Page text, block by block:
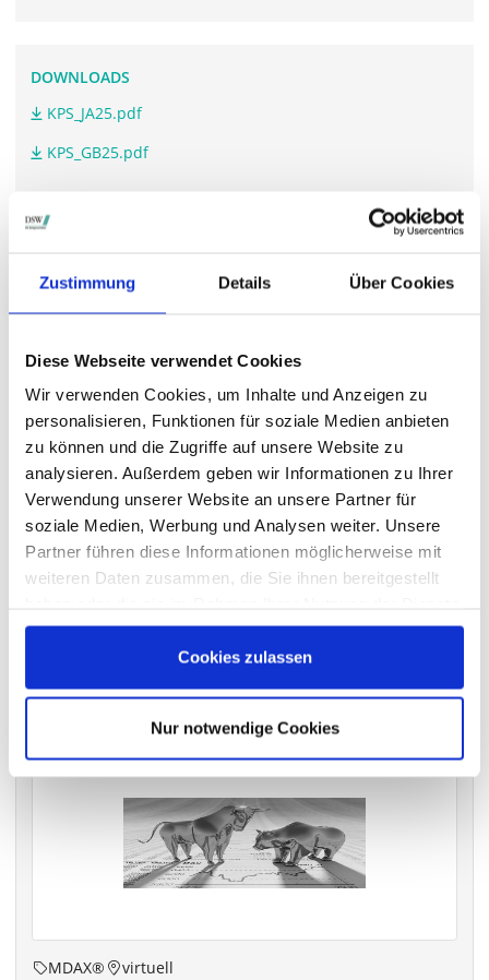
Zustimmung Details Über Cookies
Diese Webseite verwendet Cookies
Wir verwenden Cookies, um Inhalte und Anzeigen zu
personalisieren, Funktionen für soziale Medien anbieten
zu können und die Zugriffe auf unsere Website zu
analysieren. Außerdem geben wir Informationen zu Ihrer
Verwendung unserer Website an unsere Partner für
soziale Medien, Werbung und Analysen weiter. Unsere
Partner führen diese Informationen möglicherweise mit
weiteren Daten zusammen, die Sie ihnen bereitgestellt
gesammelt haben.
Cookies zulassen
Nur notwendige Cookies
DOWNLOADS
KPS_JA25.pdf
KPS_GB25.pdf
kps.com/.../
STIMMRECHTSVERTRETUNG DURCH DIE DSW
Die DSW vertritt Ihre Stimmrechteauf sämtlichen
wichtigen Hauptversammlungen in Deutschland.
VERGANGENE HAUPTVERSAMMLUNGSTERMINE
archiv.hauptversammlung.de
Die nächsten Termine
MDAX®
virtuell